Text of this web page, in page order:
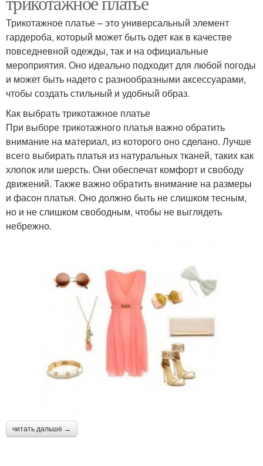
Трикотажное платье – это универсальный элемент
гардероба, который может быть одет как в качестве
повседневной одежды, так и на официальные
мероприятия. Оно идеально подходит для любой погоды
и может быть надето с разнообразными аксессуарами,
чтобы создать стильный и удобный образ.
Как выбрать трикотажное платье
При выборе трикотажного платья важно обратить
внимание на материал, из которого оно сделано. Лучше
всего выбирать платья из натуральных тканей, таких как
хлопок или шерсть. Они обеспечат комфорт и свободу
движений. Также важно обратить внимание на размеры
и фасон платья. Оно должно быть не слишком тесным,
но и не слишком свободным, чтобы не выглядеть
небрежно.
читать дальше →